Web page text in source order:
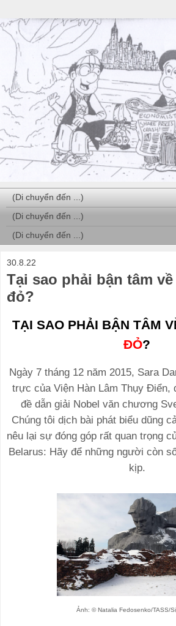
30.8.22
Tại sao phải bận tâm
đỏ?
TẠI SAO PHẢI BẬN TÂM
ĐỎ?
Ngày 7 tháng 12 năm 2015, Sara
trực của Viện Hàn Lâm Thụy Điển,
đề dẫn giải Nobel văn chương
Chúng tôi dịch bài phát biểu dũng
nêu lại sự đóng góp rất quan trọng
Belarus: Hãy để những người còn
kịp.
Ảnh: © Natalia Fedosenko/TASS/